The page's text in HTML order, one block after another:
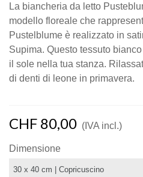
La biancheria da letto
modello floreale che
Pustelblume è realizzato in
Supima. Questo tessuto
il sole nella tua stanza.
di denti di leone in primavera.
CHF 80,00 (IVA incl.)
Dimensione